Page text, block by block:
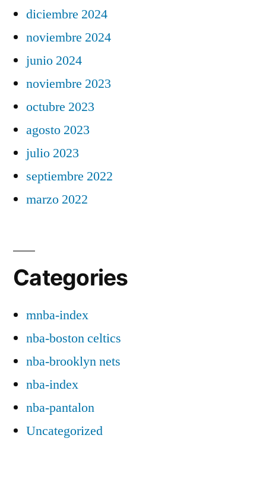
diciembre 2024
noviembre 2024
junio 2024
noviembre 2023
octubre 2023
agosto 2023
julio 2023
septiembre 2022
marzo 2022
Categories
mnba-index
nba-boston celtics
nba-brooklyn nets
nba-index
nba-pantalon
Uncategorized